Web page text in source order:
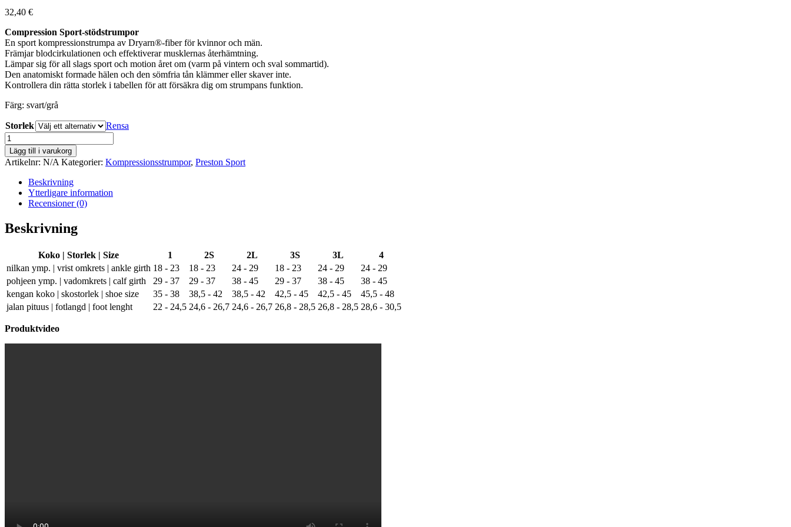
32,40 €
Compression Sport-stödstrumpor
En sport kompressionstrumpa av Dryarn®-fiber för kvinnor och män.
Främjar blodcirkulationen och effektiverar musklernas återhämtning.
Lämpar sig för all slags sport och motion året om (varm på vintern och sval sommartid).
Den anatomiskt formade hälen och den sömfria tån klämmer eller skaver inte.
Kontrollera din rätta storlek i tabellen för att försäkra dig om strumpans funktion.
Färg: svart/grå
Storlek
Rensa
Compression
Sport-
stödstrumpor
mängd
Lägg till i varukorg
Artikelnr: N/A Kategorier: Kompressionsstrumpor, Preston Sport
Beskrivning
Ytterligare information
Recensioner (0)
Beskrivning
Koko | Storlek | Size 1 2S 2L 3S 3L
4
nilkan ymp. | vrist omkrets | ankle girth 18 - 23 18 - 23 24 - 29 18 - 23 24 - 29
24 - 29
pohjeen ymp. | vadomkrets | calf girth
29 - 37 29 - 37 38 - 45 29 - 37 38 - 45
38 - 45
kengan koko | skostorlek | shoe size
35 - 38 38,5 - 42 38,5 - 42 42,5 - 45 42,5 - 45
45,5 - 48
jalan pituus | fotlangd | foot lenght
22 - 24,5 24,6 - 26,7 24,6 - 26,7 26,8 - 28,5 26,8 - 28,5 28,6 - 30,5
Produktvideo